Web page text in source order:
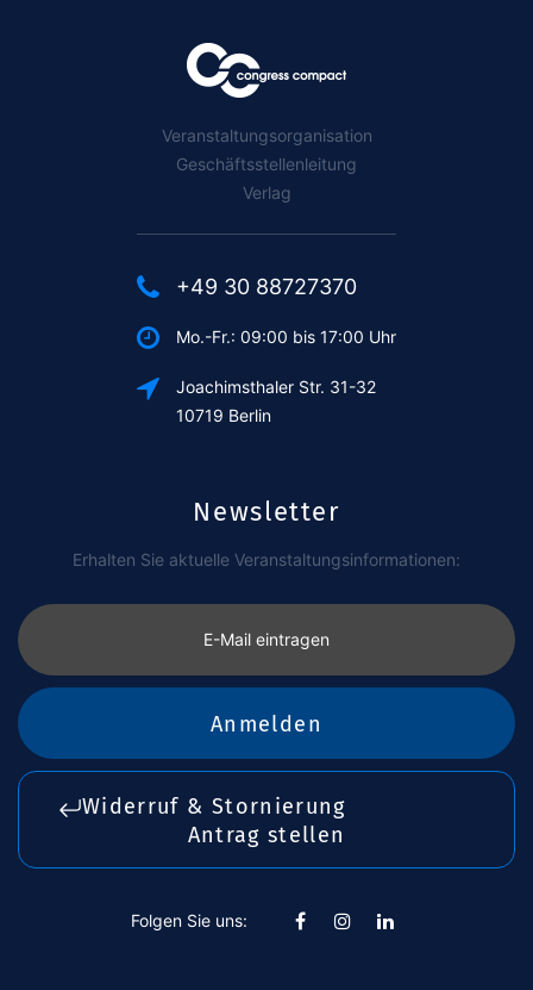
Veranstaltungsorganisation
Geschäftsstellenleitung
Verlag
+49 30 88727370
Mo.-Fr.: 09:00 bis 17:00 Uhr
Joachimsthaler Str. 31-32
10719 Berlin
Newsletter
Erhalten Sie aktuelle Veranstaltungsinformationen:
E-Mail eintragen
Anmelden
Widerruf & Stornierung
Antrag stellen
Folgen Sie uns: